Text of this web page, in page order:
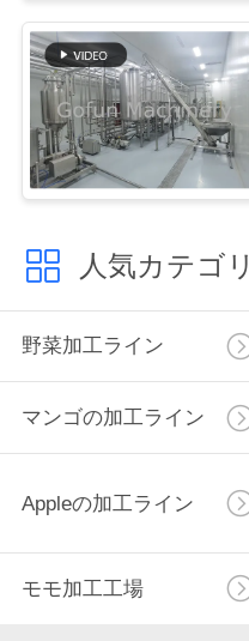
管
理
私
達
に
連
絡
な
さ
い
人気カテゴリ
野菜加工ライン
マンゴの加工ライン
Appleの加工ライン
モモ加工工場